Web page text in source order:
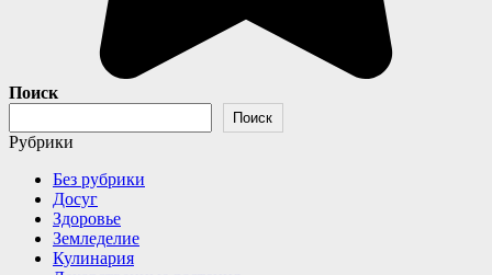
Поиск
Поиск
Рубрики
Без рубрики
Досуг
Здоровье
Земледелие
Кулинария